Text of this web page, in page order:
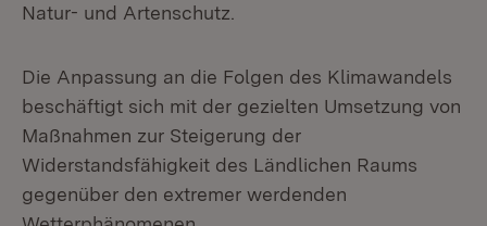
Natur- und Artenschutz.
Die Anpassung an die Folgen des Klimawandels
beschäftigt sich mit der gezielten Umsetzung von
Maßnahmen zur Steigerung der
Widerstandsfähigkeit des Ländlichen Raums
gegenüber den extremer werdenden